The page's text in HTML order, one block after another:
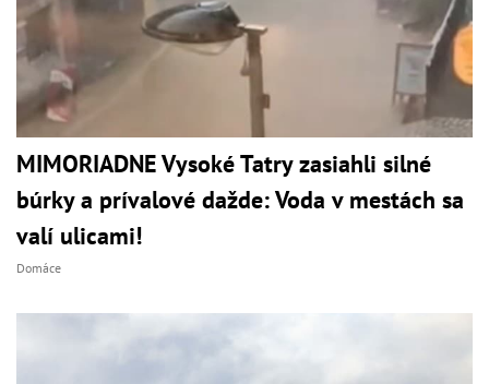
MIMORIADNE Vysoké Tatry zasiahli silné
búrky a prívalové dažde: Voda v mestách sa
valí ulicami!
Domáce